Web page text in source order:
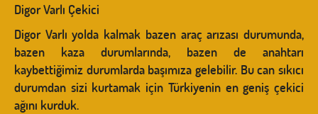
Digor Varlı Çekici
Digor Varlı yolda kalmak bazen araç arızası durumunda,
bazen kaza durumlarında, bazen de anahtarı
kaybettiğimiz durumlarda başımıza gelebilir. Bu can sıkıcı
durumdan sizi kurtamak için Türkiyenin en geniş çekici
ağını kurduk.